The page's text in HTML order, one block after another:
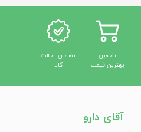
تضمین
بهترین قیمت
تضمین اصالت
کالا
آقای دارو